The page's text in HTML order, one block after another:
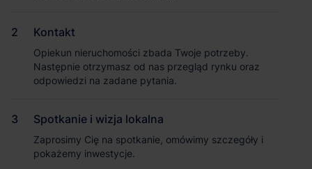
Ołtarzew, Mazowieckie
Kontakt
Opiekun nieruchomości zbada Twoje potrzeby.
Następnie otrzymasz od nas przegląd rynku oraz
odpowiedzi na zadane pytania.
Spotkanie i wizja lokalna
Zaprosimy Cię na spotkanie, omówimy szczegóły i
pokażemy inwestycje.
Nazwa firmy
Email służbowy
Kontakt
Opiekun nieruchomości zbada Twoje potrzeby.
Następnie otrzymasz od nas przegląd rynku oraz
odpowiedzi na zadane pytania.
Spotkanie i wizja lokalna
Zaprosimy Cię na spotkanie, omówimy szczegóły i
pokażemy inwestycje.